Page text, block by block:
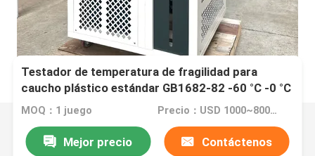
Testador de temperatura de fragilidad para
caucho plástico estándar GB1682-82 -60 °C -0 °C
Temperatura de ensayo
MOQ：1 juego Precio：USD 1000~8000/per set
Mejor precio Contáctenos